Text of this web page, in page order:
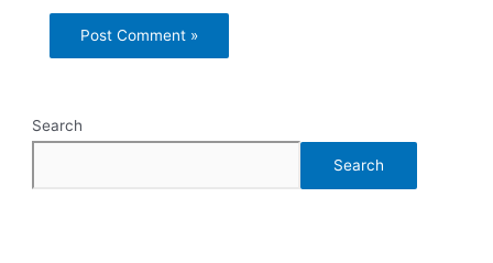
Search
Search